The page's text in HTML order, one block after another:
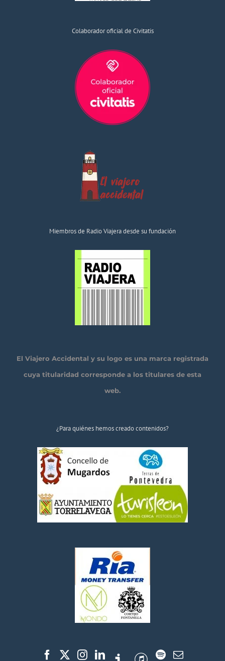
Colaborador oficial de Civitatis
Miembros de Radio Viajera desde su fundación
El Viajero Accidental y su logo es una marca registrada
cuya titularidad corresponde a los titulares de esta
web.
¿Para quiénes hemos creado contenidos?